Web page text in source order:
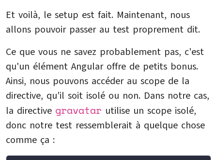
Et voilà, le setup est fait. Maintenant, nous
allons pouvoir passer au test proprement dit.
Ce que vous ne savez probablement pas, c'est
qu'un élément Angular offre de petits bonus.
Ainsi, nous pouvons accéder au scope de la
directive, qu'il soit isolé ou non. Dans notre cas,
la directive gravatar utilise un scope isolé,
donc notre test ressemblerait à quelque chose
comme ça :